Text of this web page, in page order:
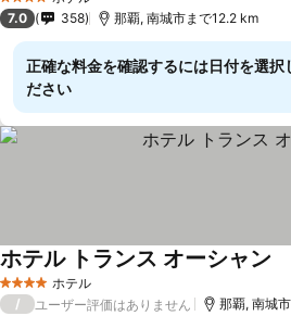
4 ホテルのランク
7.0 358 那覇, 南城市まで12.2 km
正確な料金を確認するには日付を選択
ださい
4 ホテルのランク
ホテル
ホテル トランス オーシャン
/ ユーザー評価はありません 那覇, 南城